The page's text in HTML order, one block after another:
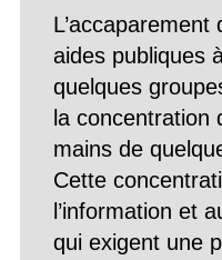
L’accaparement
aides publiques
quelques
la concentration
mains de
Cette
l’information et
qui exigent une